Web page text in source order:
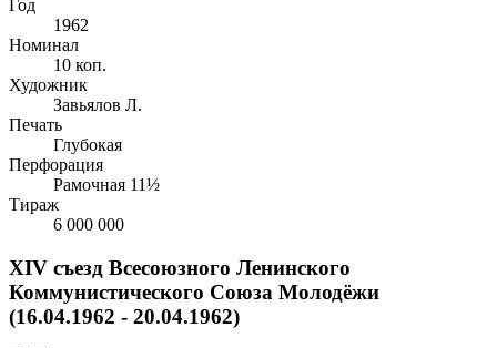
Год
1962
Номинал
10 коп.
Художник
Завьялов Л.
Печать
Глубокая
Перфорация
Рамочная 11½
Тираж
6 000 000
XIV съезд Всесоюзного Ленинского
Коммунистического Союза Молодёжи
(16.04.1962 - 20.04.1962)